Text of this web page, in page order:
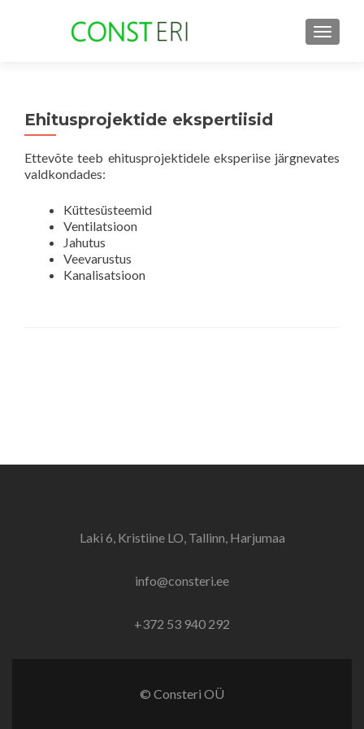
Ehitusprojektide ekspertiisid
Ettevõte teeb ehitusprojektidele eksperiise järgnevates
valdkondades:
Küttesüsteemid
Ventilatsioon
Jahutus
Veevarustus
Kanalisatsioon
Laki 6, Kristiine LO, Tallinn, Harjumaa
info@consteri.ee
+372 53 940 292
© Consteri OÜ